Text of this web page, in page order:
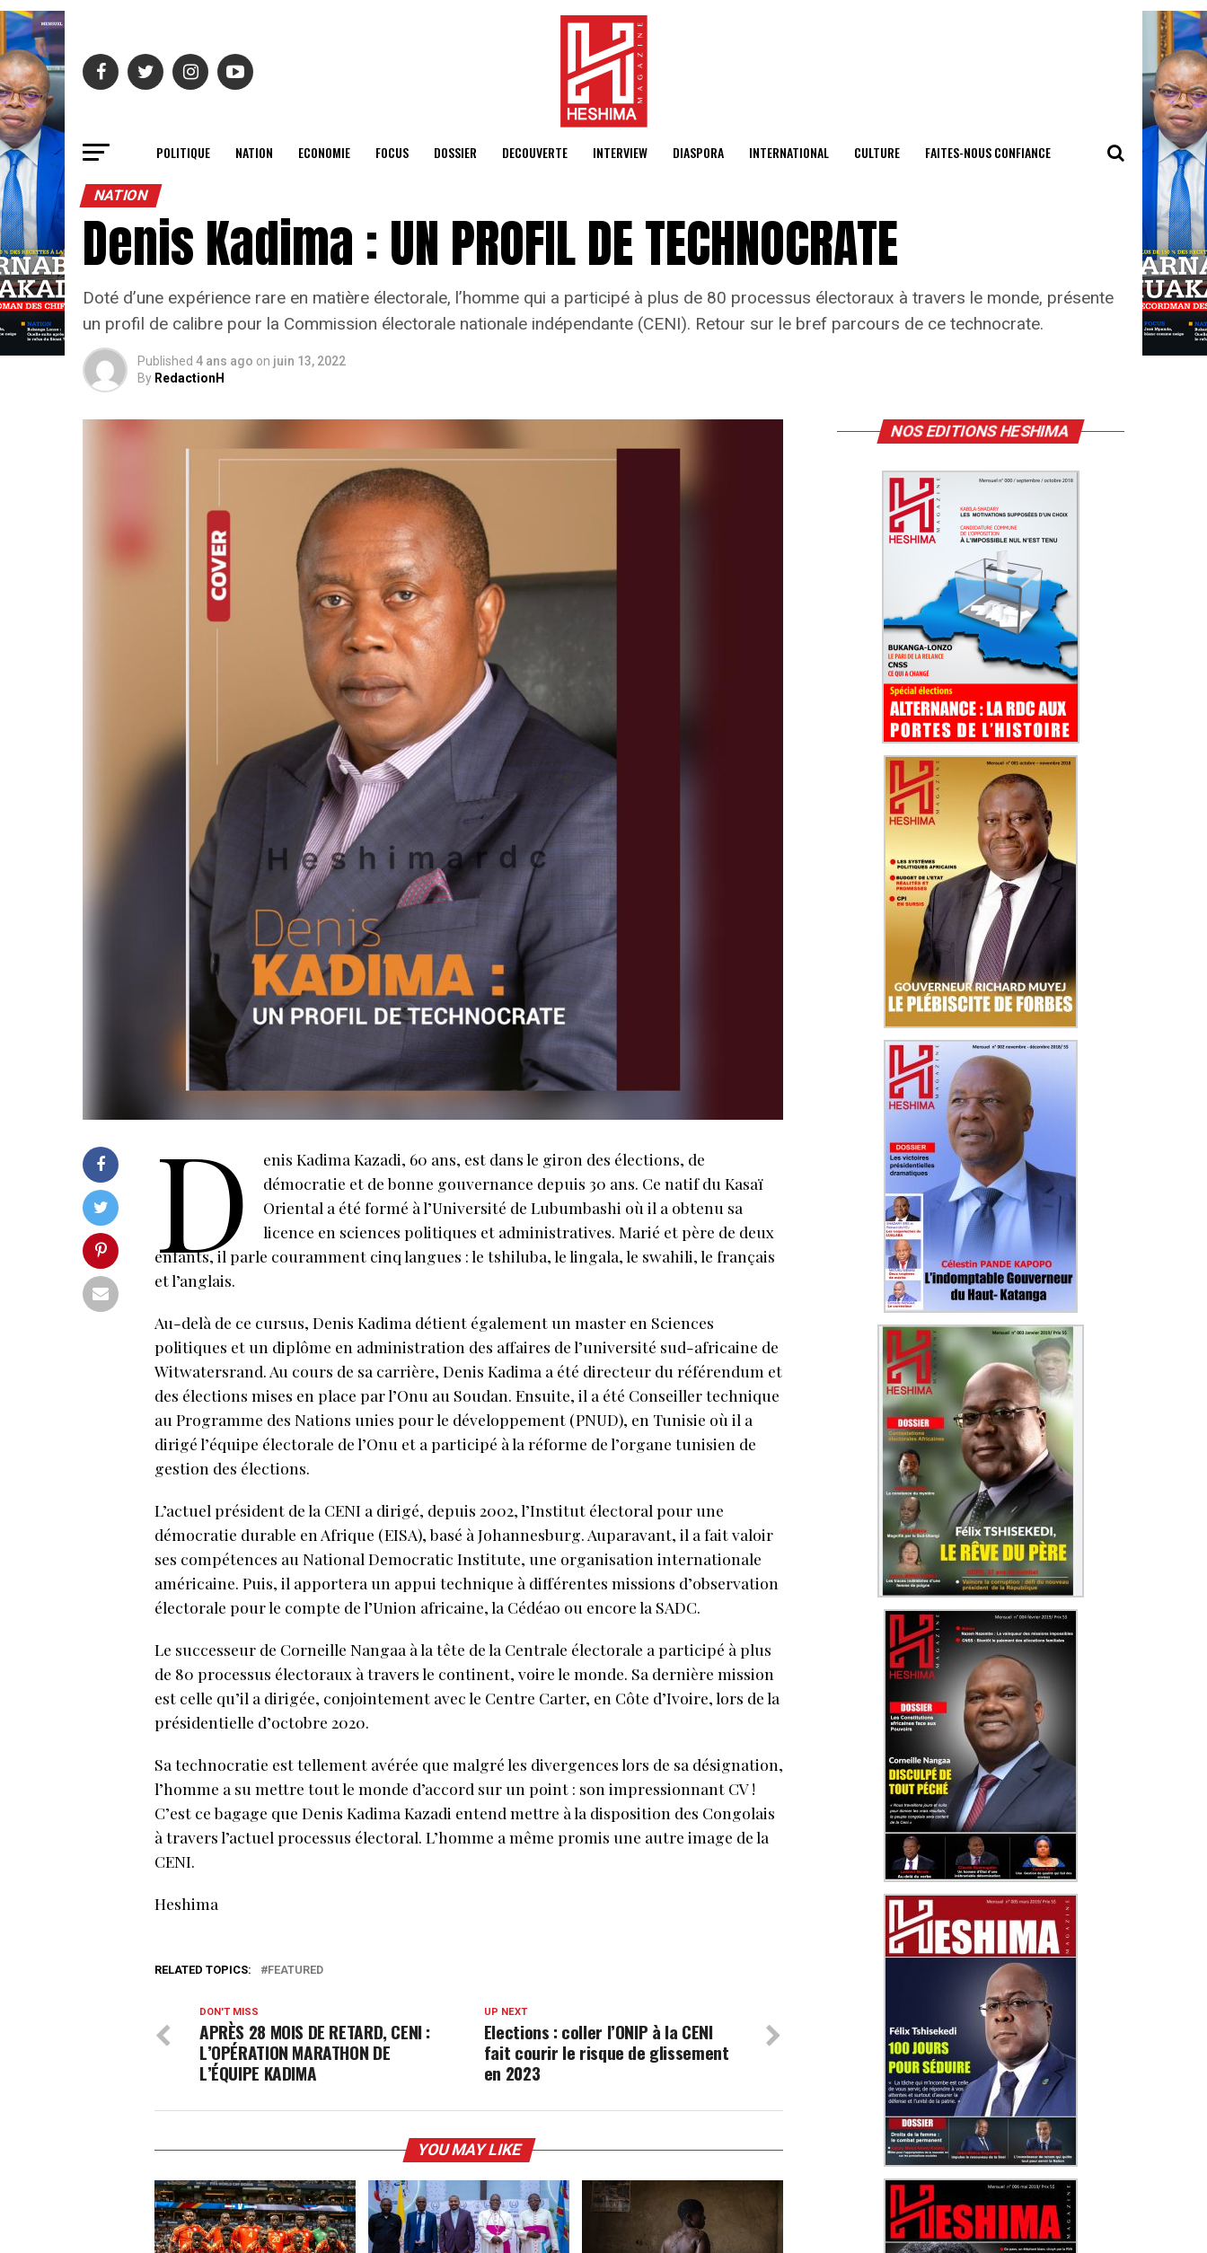
POLITIQUE NATION ECONOMIE FOCUS DOSSIER DECOUVERTE INTERVIEW DIASPORA INTERNATIONAL CULTURE FAITES-NOUS CONFIANCE
NATION
Denis Kadima : UN PROFIL DE TECHNOCRATE
Doté d’une expérience rare en matière électorale, l’homme qui a participé à plus de 80 processus électoraux à travers le monde, présente
un profil de calibre pour la Commission électorale nationale indépendante (CENI). Retour sur le bref parcours de ce technocrate.
Published 4 ans ago on juin 13, 2022
By RedactionH
D
enis Kadima Kazadi, 60 ans, est dans le giron des élections, de
démocratie et de bonne gouvernance depuis 30 ans. Ce natif du Kasaï
Oriental a été formé à l’Université de Lubumbashi où il a obtenu sa
licence en sciences politiques et administratives. Marié et père de deux
enfants, il parle couramment cinq langues : le tshiluba, le lingala, le swahili, le français
et l’anglais.
Au-delà de ce cursus, Denis Kadima détient également un master en Sciences
politiques et un diplôme en administration des affaires de l’université sud-africaine de
Witwatersrand. Au cours de sa carrière, Denis Kadima a été directeur du référendum et
des élections mises en place par l’Onu au Soudan. Ensuite, il a été Conseiller technique
au Programme des Nations unies pour le développement (PNUD), en Tunisie où il a
dirigé l’équipe électorale de l’Onu et a participé à la réforme de l’organe tunisien de
gestion des élections.
L’actuel président de la CENI a dirigé, depuis 2002, l’Institut électoral pour une
démocratie durable en Afrique (EISA), basé à Johannesburg. Auparavant, il a fait valoir
ses compétences au National Democratic Institute, une organisation internationale
américaine. Puis, il apportera un appui technique à différentes missions d’observation
électorale pour le compte de l’Union africaine, la Cédéao ou encore la SADC.
Le successeur de Corneille Nangaa à la tête de la Centrale électorale a participé à plus
de 80 processus électoraux à travers le continent, voire le monde. Sa dernière mission
est celle qu’il a dirigée, conjointement avec le Centre Carter, en Côte d’Ivoire, lors de la
présidentielle d’octobre 2020.
Sa technocratie est tellement avérée que malgré les divergences lors de sa désignation,
l’homme a su mettre tout le monde d’accord sur un point : son impressionnant CV !
C’est ce bagage que Denis Kadima Kazadi entend mettre à la disposition des Congolais
à travers l’actuel processus électoral. L’homme a même promis une autre image de la
CENI.
Heshima
RELATED TOPICS: FEATURED
UP NEXT
Elections : coller l’ONIP à la CENI
fait courir le risque de glissement
en 2023
DON'T MISS
APRÈS 28 MOIS DE RETARD, CENI :
L’OPÉRATION MARATHON DE
L’ÉQUIPE KADIMA
YOU MAY LIKE
NOS EDITIONS HESHIMA